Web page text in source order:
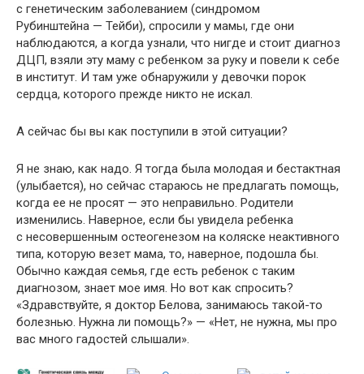
с генетическим заболеванием (синдромом
Рубинштейна — Тейби), спросили у мамы, где они
наблюдаются, а когда узнали, что нигде и стоит диагноз
ДЦП, взяли эту маму с ребенком за руку и повели к себе
в институт. И там уже обнаружили у девочки порок
сердца, которого прежде никто не искал.
А сейчас бы вы как поступили в этой ситуации?
Я не знаю, как надо. Я тогда была молодая и бестактная
(улыбается), но сейчас стараюсь не предлагать помощь,
когда ее не просят — это неправильно. Родители
изменились. Наверное, если бы увидела ребенка
с несовершенным остеогенезом на коляске неактивного
типа, которую везет мама, то, наверное, подошла бы.
Обычно каждая семья, где есть ребенок с таким
диагнозом, знает мое имя. Но вот как спросить?
«Здравствуйте, я доктор Белова, занимаюсь такой-то
болезнью. Нужна ли помощь?» — «Нет, не нужна, мы про
вас много гадостей слышали».